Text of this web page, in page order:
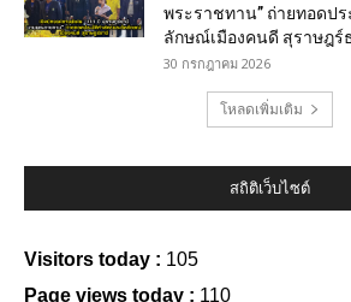
พระราชทาน” ถ่ายทอดป
ลักษณ์เมืองคนดี สุราษฎร์
30 กรกฎาคม 2026
โหลดเพิ่มเติม
สถิติเว็บไซต์
Visitors today : 105
Page views today : 110